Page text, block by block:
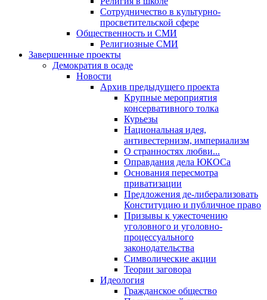
Сотрудничество в культурно-
просветительской сфере
Общественность и СМИ
Религиозные СМИ
Завершенные проекты
Демократия в осаде
Новости
Архив предыдущего проекта
Крупные мероприятия
консервативного толка
Курьезы
Национальная идея,
антивестернизм, империализм
О странностях любви...
Оправдания дела ЮКОСа
Основания пересмотра
приватизации
Предложения де-либерализовать
Конституцию и публичное право
Призывы к ужесточению
уголовного и уголовно-
процессуального
законодательства
Символические акции
Теории заговора
Идеология
Гражданское общество